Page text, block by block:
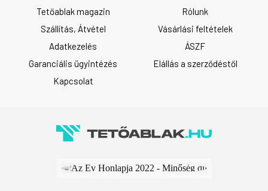
Tetőablak magazin
Rólunk
Szállítás, Átvétel
Vásárlási feltételek
Adatkezelés
ÁSZF
Garanciális ügyintézés
Elállás a szerződéstől
Kapcsolat